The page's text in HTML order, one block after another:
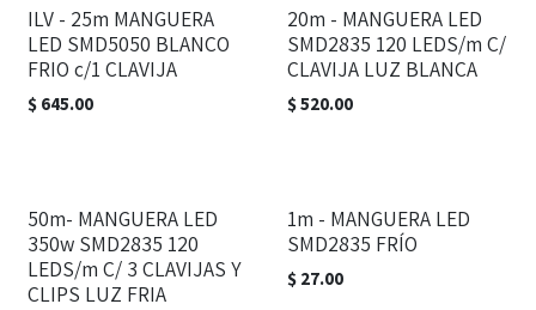
ILV - 25m MANGUERA
LED SMD5050 BLANCO
FRIO c/1 CLAVIJA
$ 645.00
20m - MANGUERA LED
SMD2835 120 LEDS/m C/
CLAVIJA LUZ BLANCA
$520.00
50m- MANGUERA LED
350w SMD2835 120
LEDS/m C/ 3 CLAVIJAS Y
CLIPS LUZ FRIA
1m - MANGUERA LED
SMD2835 FRÍO
$ 27.00